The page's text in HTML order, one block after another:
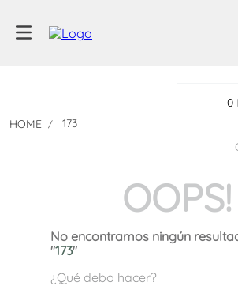
173
0
OOPS!
No encontramos ningún
"173"
¿Qué debo hacer?